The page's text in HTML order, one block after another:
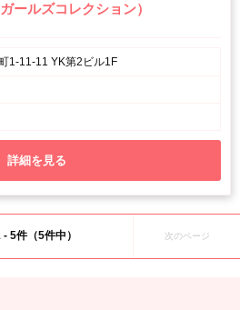
ールズコレクション）
1-11-11 YK第2ビル1F
詳細を見る
- 5件（5件中） 次のページ